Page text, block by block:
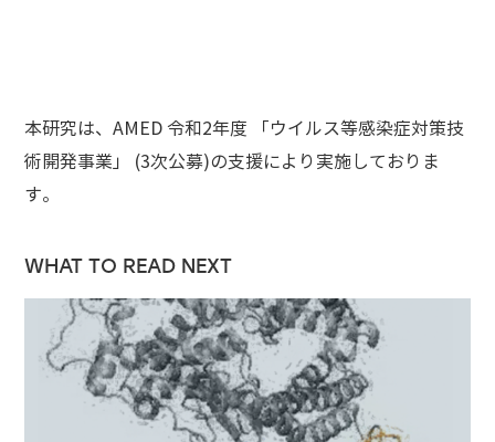
本研究は、AMED 令和2年度 「ウイルス等感染症対策技
術開発事業」 (3次公募)の支援により実施しておりま
す。
WHAT TO READ NEXT